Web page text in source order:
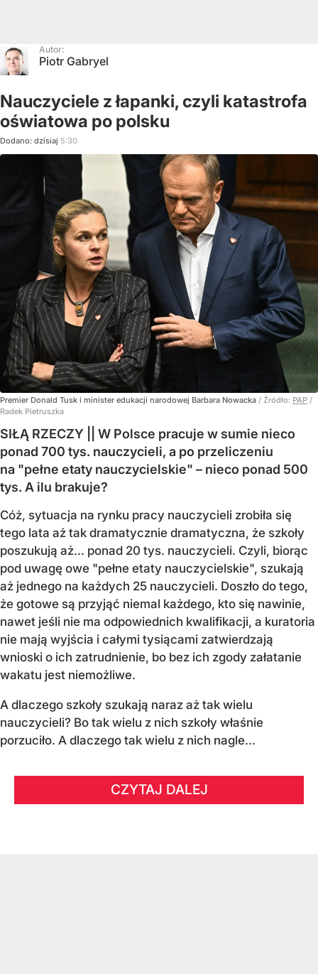
Autor:
Piotr Gabryel
Nauczyciele z łapanki, czyli katastrofa
oświatowa po polsku
Dodano: dzisiaj 5:30
Premier Donald Tusk i minister edukacji narodowej Barbara Nowacka / Źródło: PAP /
Radek Pietruszka
SIŁĄ RZECZY || W Polsce pracuje w sumie nieco
ponad 700 tys. nauczycieli, a po przeliczeniu
na "pełne etaty nauczycielskie" – nieco ponad 500
tys. A ilu brakuje?
Cóż, sytuacja na rynku pracy nauczycieli zrobiła się
tego lata aż tak dramatycznie dramatyczna, że szkoły
poszukują aż… ponad 20 tys. nauczycieli. Czyli, biorąc
pod uwagę owe "pełne etaty nauczycielskie", szukają
aż jednego na każdych 25 nauczycieli. Doszło do tego,
że gotowe są przyjąć niemal każdego, kto się nawinie,
nawet jeśli nie ma odpowiednich kwalifikacji, a kuratoria
nie mają wyjścia i całymi tysiącami zatwierdzają
wnioski o ich zatrudnienie, bo bez ich zgody załatanie
wakatu jest niemożliwe.
A dlaczego szkoły szukają naraz aż tak wielu
nauczycieli? Bo tak wielu z nich szkoły właśnie
porzuciło. A dlaczego tak wielu z nich nagle...
CZYTAJ DALEJ